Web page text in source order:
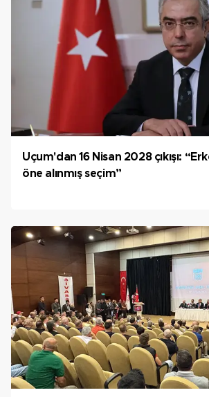
Uçum'dan 16 Nisan 2028 çıkışı:
öne alınmış seçim”